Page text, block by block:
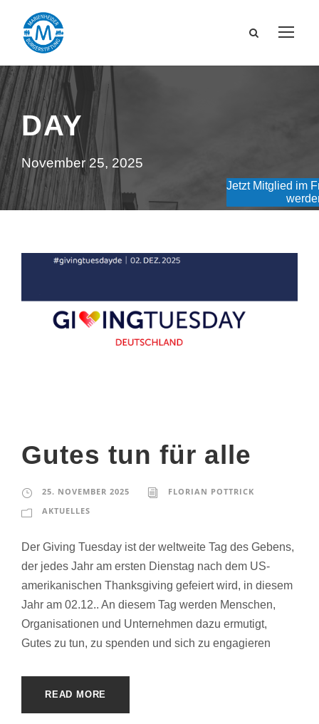
DAY
November 25, 2025
Gutes tun für alle
25. NOVEMBER 2025
FLORIAN POTTRICK
AKTUELLES
Der Giving Tuesday ist der weltweite Tag des Gebens,
der jedes Jahr am ersten Dienstag nach dem US-
amerikanischen Thanksgiving gefeiert wird, in diesem
Jahr am 02.12.. An diesem Tag werden Menschen,
Organisationen und Unternehmen dazu ermutigt,
Gutes zu tun, zu spenden und sich zu engagieren
READ MORE
Jetzt Mitglied im